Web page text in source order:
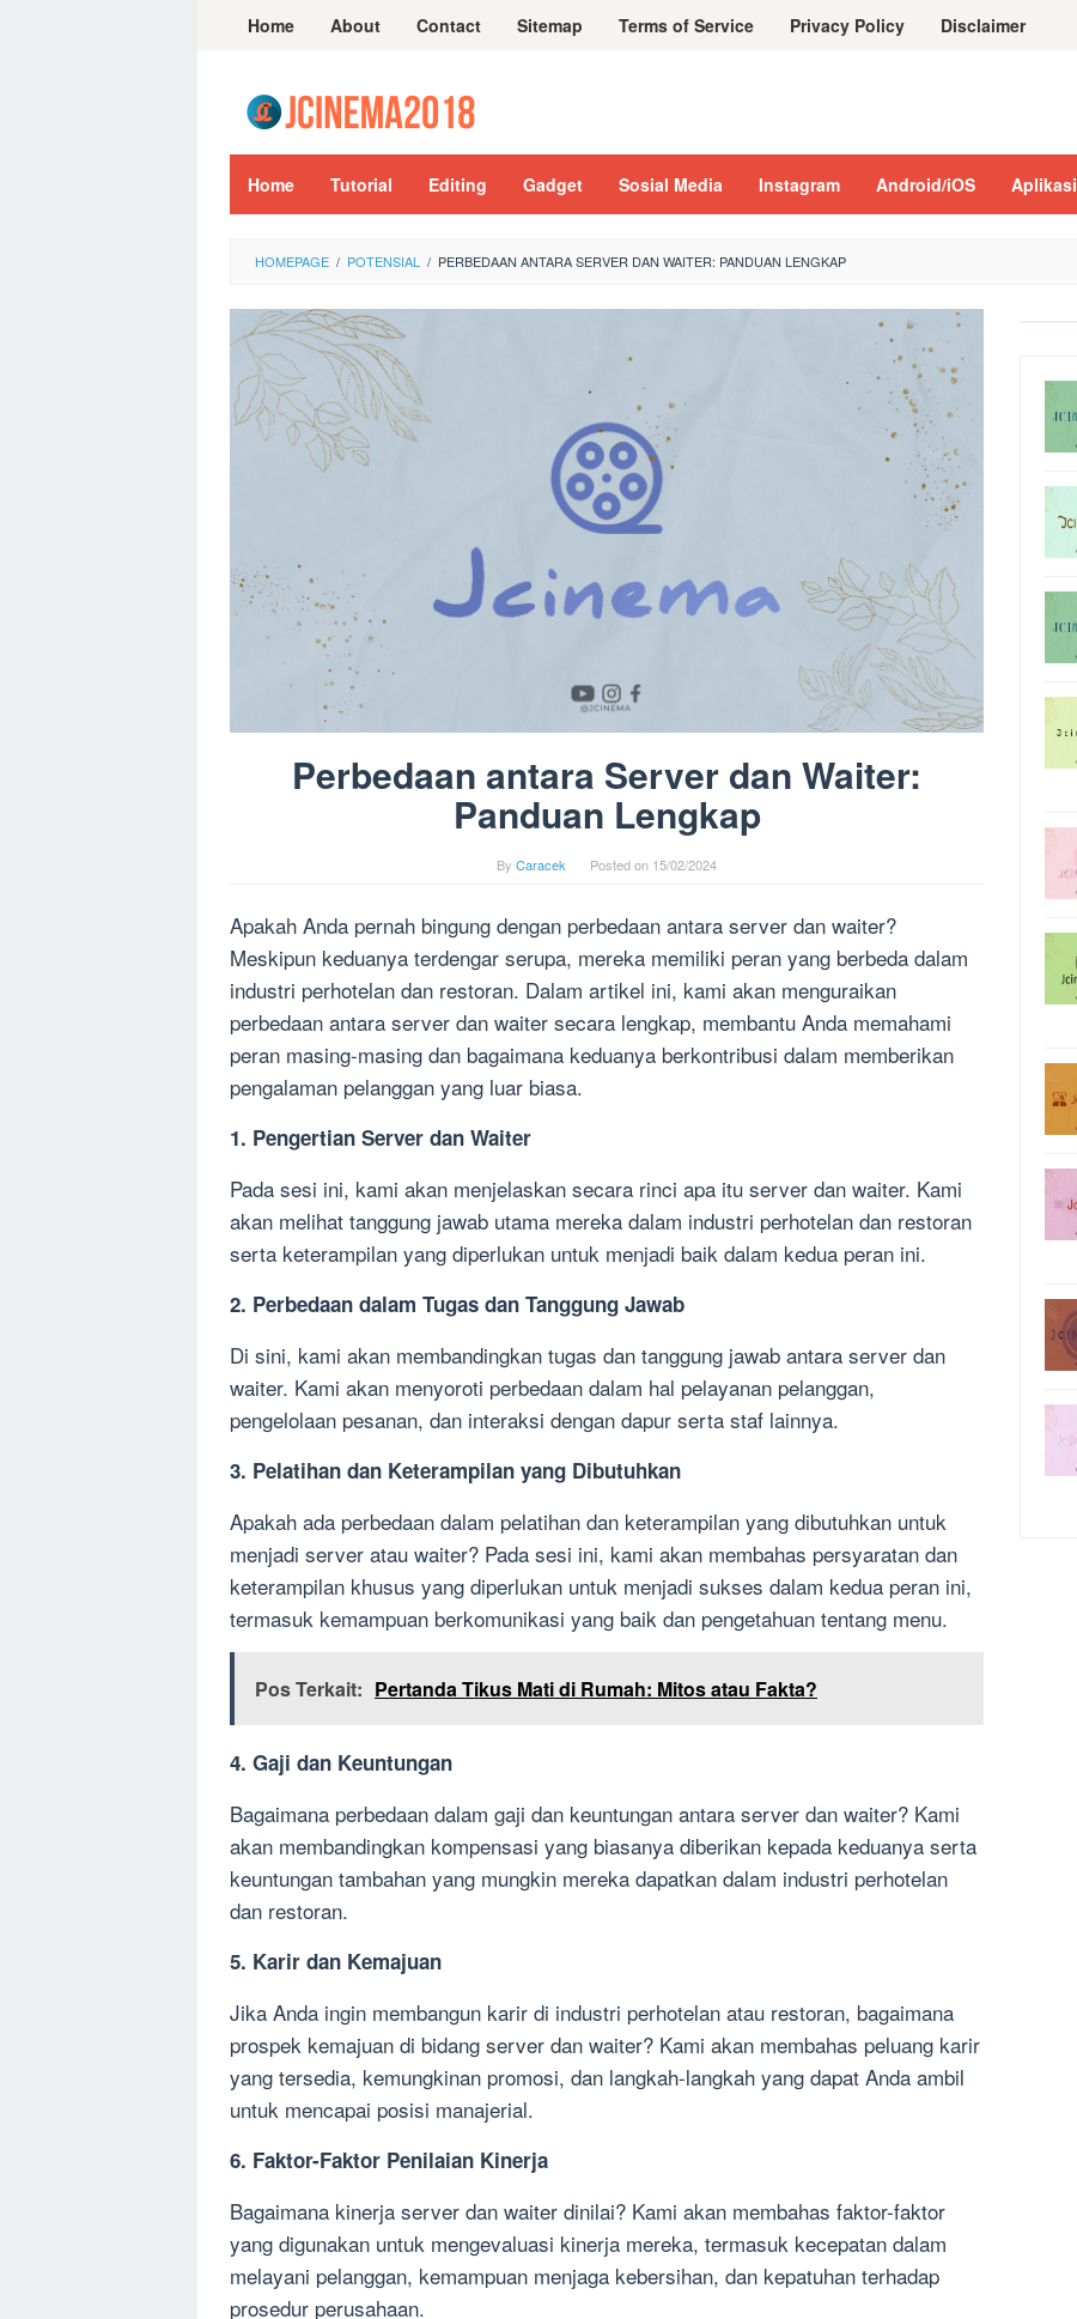
Home About Contact Sitemap Terms of Service Privacy Policy Disclaimer
Home Tutorial Editing Gadget Sosial Media Instagram Android/iOS Aplikasi
HOMEPAGE / POTENSIAL / PERBEDAAN ANTARA SERVER DAN WAITER: PANDUAN LENGKAP
Perbedaan antara Server dan Waiter:
Panduan Lengkap
By Caracek Posted on 15/02/2024
Apakah Anda pernah bingung dengan perbedaan antara server dan waiter?
Meskipun keduanya terdengar serupa, mereka memiliki peran yang berbeda dalam
industri perhotelan dan restoran. Dalam artikel ini, kami akan menguraikan
perbedaan antara server dan waiter secara lengkap, membantu Anda memahami
peran masing-masing dan bagaimana keduanya berkontribusi dalam memberikan
pengalaman pelanggan yang luar biasa.
1. Pengertian Server dan Waiter
Pada sesi ini, kami akan menjelaskan secara rinci apa itu server dan waiter. Kami
akan melihat tanggung jawab utama mereka dalam industri perhotelan dan restoran
serta keterampilan yang diperlukan untuk menjadi baik dalam kedua peran ini.
2. Perbedaan dalam Tugas dan Tanggung Jawab
Di sini, kami akan membandingkan tugas dan tanggung jawab antara server dan
waiter. Kami akan menyoroti perbedaan dalam hal pelayanan pelanggan,
pengelolaan pesanan, dan interaksi dengan dapur serta staf lainnya.
3. Pelatihan dan Keterampilan yang Dibutuhkan
Apakah ada perbedaan dalam pelatihan dan keterampilan yang dibutuhkan untuk
menjadi server atau waiter? Pada sesi ini, kami akan membahas persyaratan dan
keterampilan khusus yang diperlukan untuk menjadi sukses dalam kedua peran ini,
termasuk kemampuan berkomunikasi yang baik dan pengetahuan tentang menu.
Pos Terkait: Pertanda Tikus Mati di Rumah: Mitos atau Fakta?
4. Gaji dan Keuntungan
Bagaimana perbedaan dalam gaji dan keuntungan antara server dan waiter? Kami
akan membandingkan kompensasi yang biasanya diberikan kepada keduanya serta
keuntungan tambahan yang mungkin mereka dapatkan dalam industri perhotelan
dan restoran.
5. Karir dan Kemajuan
Jika Anda ingin membangun karir di industri perhotelan atau restoran, bagaimana
prospek kemajuan di bidang server dan waiter? Kami akan membahas peluang karir
yang tersedia, kemungkinan promosi, dan langkah-langkah yang dapat Anda ambil
untuk mencapai posisi manajerial.
6. Faktor-Faktor Penilaian Kinerja
Bagaimana kinerja server dan waiter dinilai? Kami akan membahas faktor-faktor
yang digunakan untuk mengevaluasi kinerja mereka, termasuk kecepatan dalam
melayani pelanggan, kemampuan menjaga kebersihan, dan kepatuhan terhadap
prosedur perusahaan.